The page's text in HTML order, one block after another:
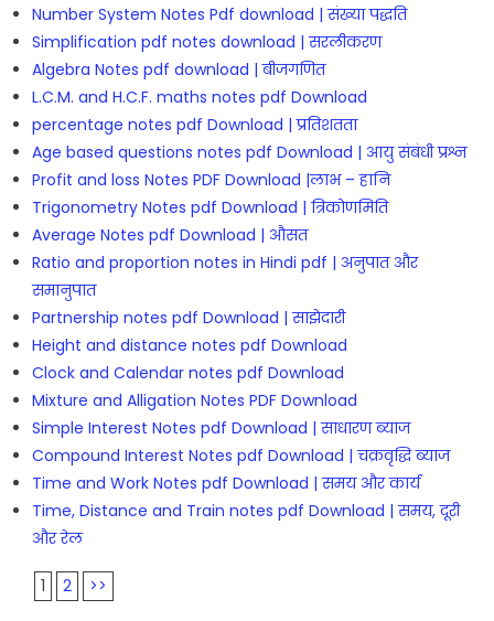
Number System Notes Pdf download | संख्या पद्धति
Simplification pdf notes download | सरलीकरण
Algebra Notes pdf download | बीजगणित
L.C.M. and H.C.F. maths notes pdf Download
percentage notes pdf Download | प्रतिशतता
Age based questions notes pdf Download | आयु संबंधी प्रश्न
Profit and loss Notes PDF Download |लाभ – हानि
Trigonometry Notes pdf Download | त्रिकोणमिति
Average Notes pdf Download | औसत
Ratio and proportion notes in Hindi pdf | अनुपात और
समानुपात
Partnership notes pdf Download | साझेदारी
Height and distance notes pdf Download
Clock and Calendar notes pdf Download
Mixture and Alligation Notes PDF Download
Simple Interest Notes pdf Download | साधारण ब्याज
Compound Interest Notes pdf Download | चक्रवृद्धि ब्याज
Time and Work Notes pdf Download | समय और कार्य
Time, Distance and Train notes pdf Download | समय, दूरी
और रेल
1 2 >>